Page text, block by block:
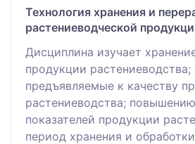
Технология хранения и
растениеводческой
Дисциплина изучает
продукции растениеводства;
предъявляемые к качеству
растениеводства;
показателей продукции
период хранения и